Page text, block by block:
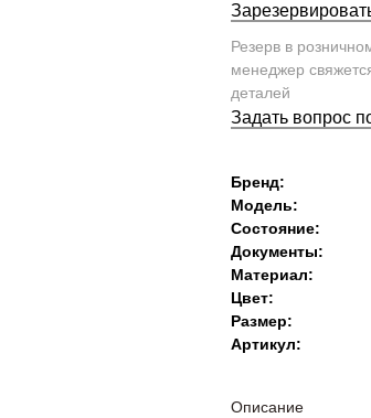
Резерв в
менеджер
деталей
Задать вопрос
Бренд:
Модель:
Состояние:
Документы:
Материал:
Цвет:
Размер:
Артикул:
Описание